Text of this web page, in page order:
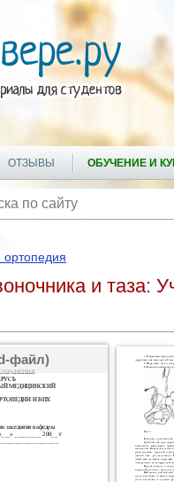
ОТЗЫВЫ ОБУЧЕНИЕ И
ортопедия
и таза:
файл)